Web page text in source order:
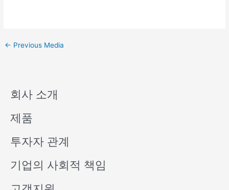
← Previous Media
회사 소개
제품
투자자 관계
기업의 사회적 책임